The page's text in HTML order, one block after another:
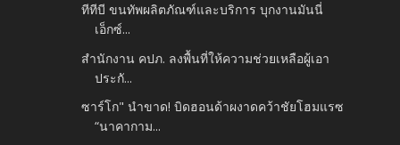
ทีทีบี ขนทัพผลิตภัณฑ์และบริการ บุกงานมันนี่
เอ็กซ์...
สำนักงาน คปภ. ลงพื้นที่ให้ความช่วยเหลือผู้เอา
ประกั...
ซาร์โก" นำขาด! บิดฮอนด้าผงาดคว้าชัยโฮมแรซ
“นาคากาม...